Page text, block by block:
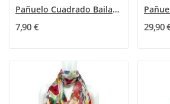
Pañuelo Cuadrado Bailarina Estrella Artística
7,90 € 29,90